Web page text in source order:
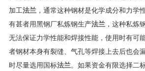
加工法兰，通常这种钢材是化学成分和力学
有甚者用黑钢厂私炼钢生产法兰，这种私炼
无法保证力学性能和焊接性能，使用时有可
者钢材本身有裂缝、气孔等焊接上去后也会
时尽量选用国标法兰。如果资金有限选择二